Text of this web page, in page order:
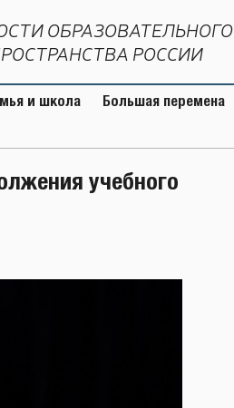
ОБРАЗОВАТЕЛЬНОГО
РОССИИ
и школа Большая перемена
учебного